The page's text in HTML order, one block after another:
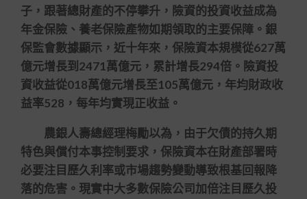
子，跟著總財產的不停攀升，險資的投資收益成為
年金保險、養老保險產物如期領取的主要保障。銀
保監會數據顯示，近十年來，保險資本規模從627萬
億元增長到2471萬億元，累計增長294倍。險資投
資收益從018萬億元增長至105萬億元，年均財政收
益率528，每年均實現正收益。
農銀人壽總經理梅勵以為，由于欠債的持久期
特色與償付本事控制要求，保險資本在財產部署時
必要注目歷久利率或市場趨勢變動導致根基回報降
落的危害。現實中大多數保險公司加倍注目歷久投